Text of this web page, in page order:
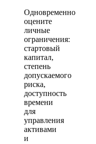
Одновременно
оцените
личные
ограничения:
стартовый
капитал,
степень
допускаемого
риска,
доступность
времени
для
управления
активами
и